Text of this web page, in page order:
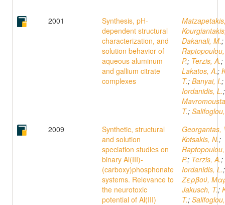
2001
Synthesis, pH-
dependent structural
characterization, and
solution behavior of
aqueous aluminum
and gallium citrate
complexes
Dakanali, M.;
P.; Terzis, A.;
Lakatos, A.;
T.; Banyai, I.;
Iordanidis, L.;
T.;
2009
Synthetic, structural
and solution
speciation studies on
binary Al(III)-
(carboxy)phosphonate
systems. Relevance to
the neurotoxic
potential of Al(III)
Georgantas,
Kotsakis, N.;
P.; Terzis, A.;
Iordanidis, L.;
Ζερβού,
Jakusch, T.;
T.;